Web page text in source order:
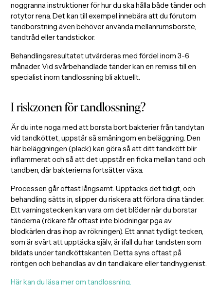
noggranna instruktioner för hur du ska hålla både tänder och
rotytor rena. Det kan till exempel innebära att du förutom
tandborstning även behöver använda mellanrumsborste,
tandtråd eller tandstickor.
Behandlingsresultatet utvärderas med fördel inom 3-6
månader. Vid svårbehandlade tänder kan en remiss till en
specialist inom tandlossning bli aktuellt.
I riskzonen för tandlossning?
Är du inte noga med att borsta bort bakterier från tandytan
vid tandköttet, uppstår så småningom en beläggning. Den
här beläggningen (plack) kan göra så att ditt tandkött blir
inflammerat och så att det uppstår en ficka mellan tand och
tandben, där bakterierna fortsätter växa.
Processen går oftast långsamt. Upptäcks det tidigt, och
behandling sätts in, slipper du riskera att förlora dina tänder.
Ett varningstecken kan vara om det blöder när du borstar
tänderna (rökare får oftast inte blödningar pga av
blodkärlen dras ihop av rökningen). Ett annat tydligt tecken,
som är svårt att upptäcka själv, är ifall du har tandsten som
bildats under tandköttskanten. Detta syns oftast på
röntgen och behandlas av din tandläkare eller tandhygienist.
Här kan du läsa mer om tandlossning.